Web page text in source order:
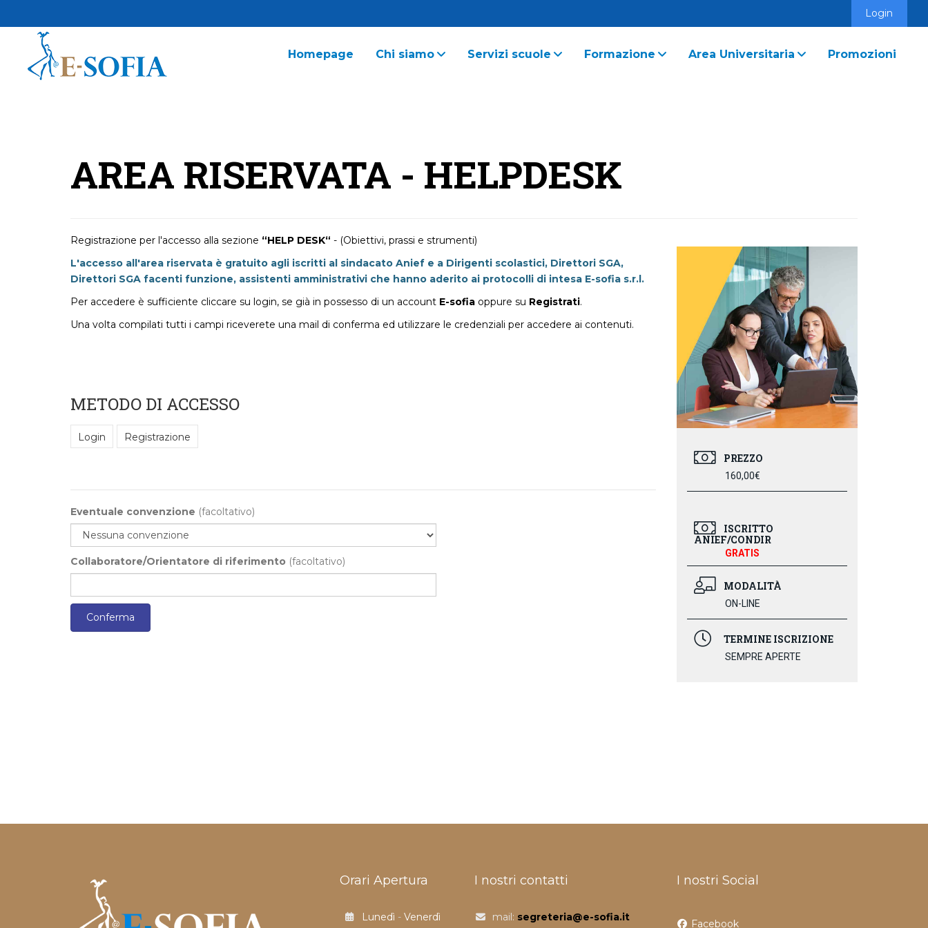
Login
Homepage Chi siamo Servizi scuole Formazione Area Universitaria Promozioni
AREA RISERVATA - HELPDESK
Registrazione per l'accesso alla sezione “HELP DESK“ - (Obiettivi, prassi e strumenti)
L'accesso all'area riservata è gratuito agli iscritti al sindacato Anief e a Dirigenti scolastici, Direttori SGA,
Direttori SGA facenti funzione, assistenti amministrativi che hanno aderito ai protocolli di intesa E-sofia s.r.l.
Per accedere è sufficiente cliccare su login, se già in possesso di un account E-sofia oppure su Registrati.
Una volta compilati tutti i campi riceverete una mail di conferma ed utilizzare le credenziali per accedere ai contenuti.
METODO DI ACCESSO
Login Registrazione
Eventuale convenzione (facoltativo)
Collaboratore/Orientatore di riferimento (facoltativo)
Conferma
PREZZO
160,00€
ISCRITTO
ANIEF/CONDIR
GRATIS
MODALITÀ
ON-LINE
TERMINE ISCRIZIONE
SEMPRE APERTE
Orari Apertura
Lunedì - Venerdì
I nostri contatti
mail: segreteria@e-sofia.it
I nostri Social
Facebook